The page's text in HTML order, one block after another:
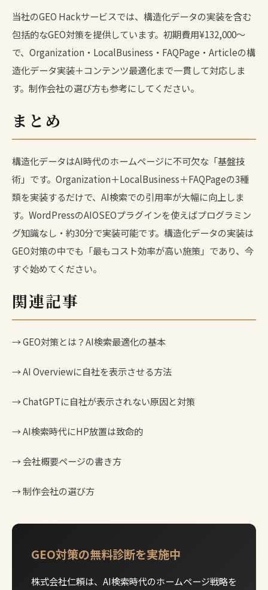
当社のGEO Hackサービスでは、構造化データの実装を含む
包括的なGEO対策を提供しています。初期費用¥132,000〜
で、Organization・LocalBusiness・FAQPage・Articleの構
造化データ実装＋コンテンツ最適化まで一貫して対応しま
す。 制作会社の選び方も参考にしてください。
まとめ
構造化データはAI時代のホームページに不可欠な「基盤技
術」です。Organization＋LocalBusiness＋FAQPageの3種
類を実装するだけで、AI検索での引用率が大幅に向上しま
す。WordPressのAIOSEOプラグインを使えばプログラミン
グ知識なし・約30分で実装可能です。構造化データの実装は
GEO対策の中でも「最もコスト効率が高い施策」であり、今
すぐ始めてください。
関連記事
→GEO対策とは？AI検索最適化の基本
→AI Overviewに自社を表示させる方法
→ChatGPTに自社が表示されない原因と対策
→AI検索時代にHP放置は致命的
→会社概要ページの書き方
→制作会社の選び方
GEO対策の無料診断を実施中
株式会社仁頼は、AI検索時代のホームページ戦略を